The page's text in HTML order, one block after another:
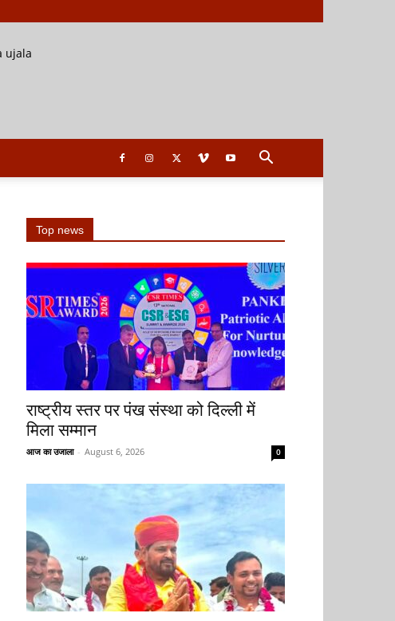
Top news
राष्ट्रीय स्तर पर पंख संस्था को दिल्ली में
मिला सम्मान
आज का उजाला - August 6, 2026 0